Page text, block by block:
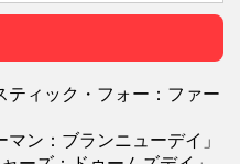
ィック・フォー：ファー
ン：ブランニューデイ」